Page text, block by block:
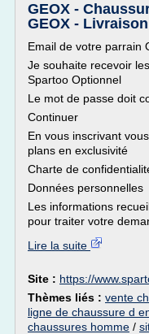
GEOX -
GEOX -
Email de votre parrain
Je souhaite recevoir
Spartoo Optionnel
Le mot de passe doit
Continuer
En vous inscrivant
plans en exclusivité
Charte de
Données personnelles
Les informations
pour traiter votre
Lire la suite
Site : https://
Thèmes liés : vente
ligne de chaussure d
chaussures homme /